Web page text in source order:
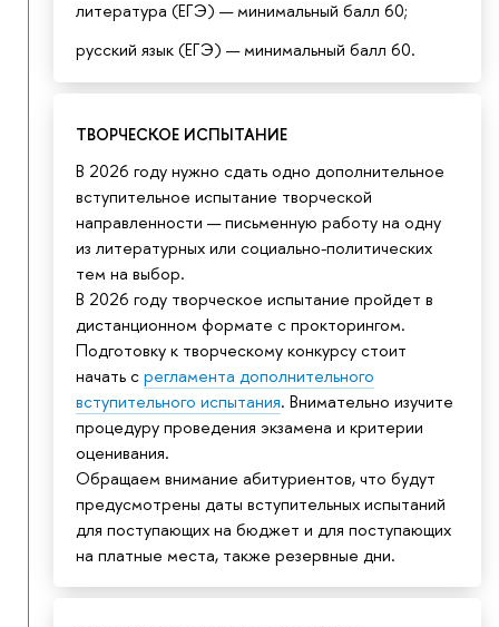
литература (ЕГЭ) — минимальный балл 60;
русский язык (ЕГЭ) — минимальный балл 60.
ТВОРЧЕСКОЕ ИСПЫТАНИЕ
В 2026 году нужно сдать одно дополнительное
вступительное испытание творческой
направленности — письменную работу на одну
из литературных или социально-политических
тем на выбор.
В 2026 году творческое испытание пройдет в
дистанционном формате с прокторингом.
Подготовку к творческому конкурсу стоит
начать срегламента дополнительного
вступительного испытания. Внимательно изучите
процедуру проведения экзамена и критерии
оценивания.
Обращаем внимание абитуриентов, что будут
предусмотрены даты вступительных испытаний
для поступающих на бюджет и для поступающих
на платные места, также резервные дни.